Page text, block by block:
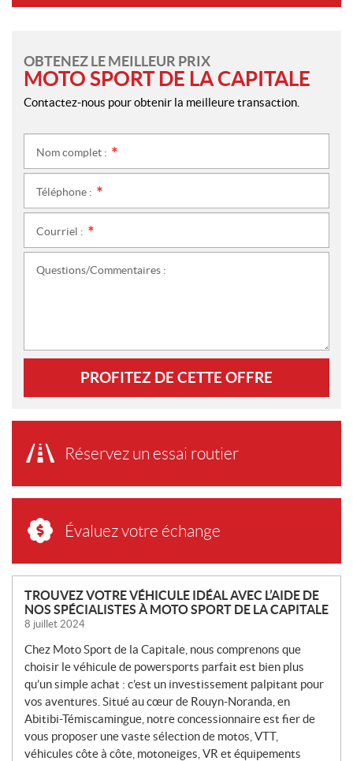
OBTENEZ LE MEILLEUR PRIX
MOTO SPORT DE LA CAPITALE
Contactez-nous pour obtenir la meilleure transaction.
Nom complet :
Téléphone :
Courriel :
Questions/Commentaires :
PROFITEZ DE CETTE OFFRE
Réservez un essai routier
Évaluez votre échange
N
O
U
V
E
L
L
E
S
TROUVEZ VOTRE VÉHICULE IDÉAL AVEC L’AIDE DE
NOS SPÉCIALISTES À MOTO SPORT DE LA CAPITALE
8 juillet 2024
Chez Moto Sport de la Capitale, nous comprenons que
choisir le véhicule de powersports parfait est bien plus
qu’un simple achat : c’est un investissement palpitant pour
vos aventures. Situé au cœur de Rouyn-Noranda, en
Abitibi-Témiscamingue, notre concessionnaire est fier de
vous proposer une vaste sélection de motos, VTT,
véhicules côte à côte, motoneiges, VR et équipements